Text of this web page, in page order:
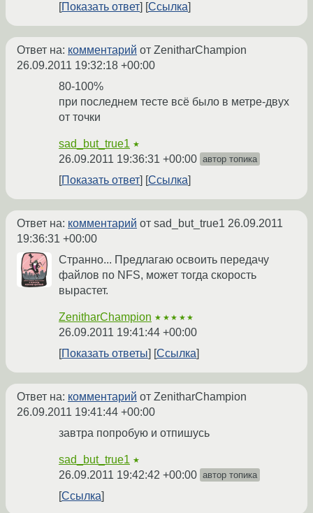
Показать ответ
Ссылка
Ответ на: комментарий от ZenitharChampion
26.09.2011 19:32:18 +00:00
80-100%
при последнем тесте всё было в метре-двух
от точки
sad_but_true1 ★
26.09.2011 19:36:31 +00:00 автор топика
Показать ответ Ссылка
Ответ на: комментарий от sad_but_true1 26.09.2011
19:36:31 +00:00
Странно... Предлагаю освоить передачу
файлов по NFS, может тогда скорость
вырастет.
ZenitharChampion ★★★★★
26.09.2011 19:41:44 +00:00
Показать ответы
Ссылка
Ответ на: комментарий от ZenitharChampion
26.09.2011 19:41:44 +00:00
завтра попробую и отпишусь
sad_but_true1 ★
26.09.2011 19:42:42 +00:00 автор топика
Ссылка